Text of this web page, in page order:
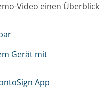
Video einen Überblick
Gerät mit
App